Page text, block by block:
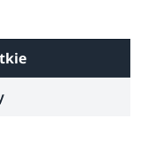
spokojne mamy